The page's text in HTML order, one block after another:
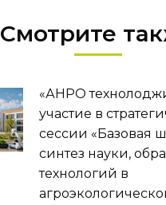
Смотрите
«АНРО
участие в
сессии «Базовая
синтез науки,
технологий в